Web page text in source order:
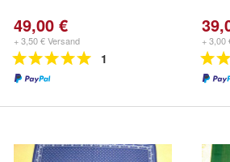
49,00 €
+ 3,50 € Versand
1
+ 3,00